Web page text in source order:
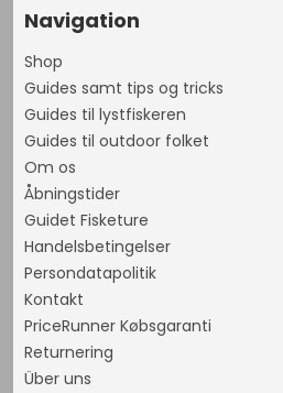
Navigation
Shop
Guides samt tips og tricks
Guides til lystfiskeren
Guides til outdoor folket
Om os
Åbningstider
Guidet Fisketure
Handelsbetingelser
Persondatapolitik
Kontakt
PriceRunner Købsgaranti
Returnering
Über uns